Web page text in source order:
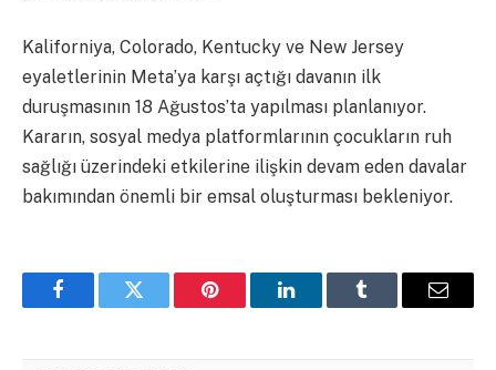
Kaliforniya, Colorado, Kentucky ve New Jersey
eyaletlerinin Meta’ya karşı açtığı davanın ilk
duruşmasının 18 Ağustos’ta yapılması planlanıyor.
Kararın, sosyal medya platformlarının çocukların ruh
sağlığı üzerindeki etkilerine ilişkin devam eden davalar
bakımından önemli bir emsal oluşturması bekleniyor.
FacebookTwitter Pinterest LinkedInTumblr Email